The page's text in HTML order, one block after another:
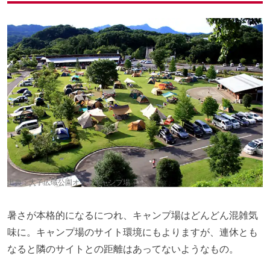
出典：大子広域公園オートキャンプ場
暑さが本格的になるにつれ、キャンプ場はどんどん混雑気
味に。キャンプ場のサイト環境にもよりますが、連休とも
なると隣のサイトとの距離はあってないようなもの。